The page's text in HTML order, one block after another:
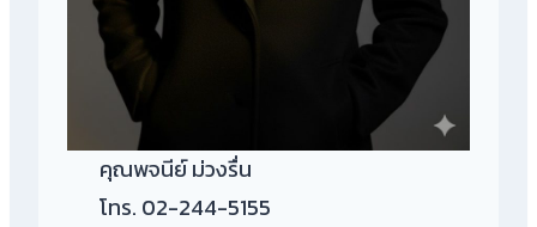
คุณพจนีย์ ม่วงรื่น
โทร. 02-244-5155